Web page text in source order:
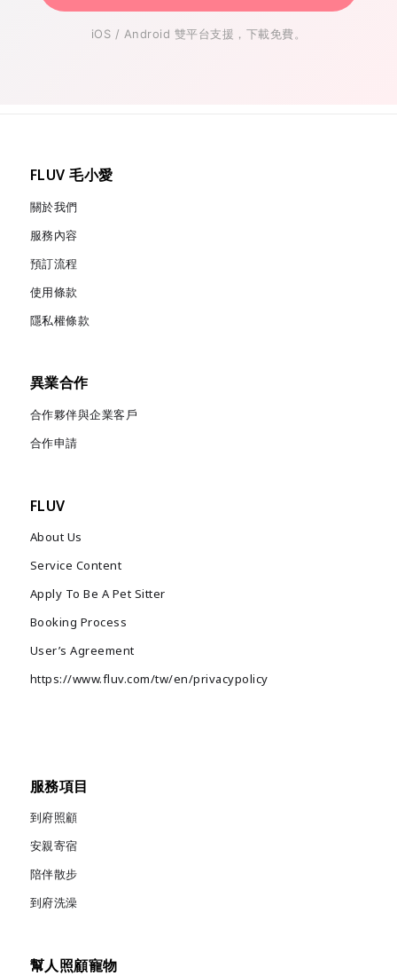
iOS / Android 雙平台支援，下載免費。
FLUV 毛小愛
關於我們
服務內容
預訂流程
使用條款
隱私權條款
異業合作
合作夥伴與企業客戶
合作申請
FLUV
About Us
Service Content
Apply To Be A Pet Sitter
Booking Process
User’s Agreement
https://www.fluv.com/tw/en/privacypolicy
服務項目
到府照顧
安親寄宿
陪伴散步
到府洗澡
幫人照顧寵物